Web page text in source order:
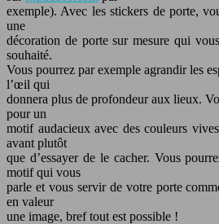
exemple). Avec les stickers de porte,
une
décoration de porte sur mesure qui
souhaité.
Vous pourrez par exemple agrandir les
l’œil qui
donnera plus de profondeur aux lieux.
pour un
motif audacieux avec des couleurs
avant plutôt
que d’essayer de le cacher. Vous
motif qui vous
parle et vous servir de votre porte
en valeur
une image, bref tout est possible !